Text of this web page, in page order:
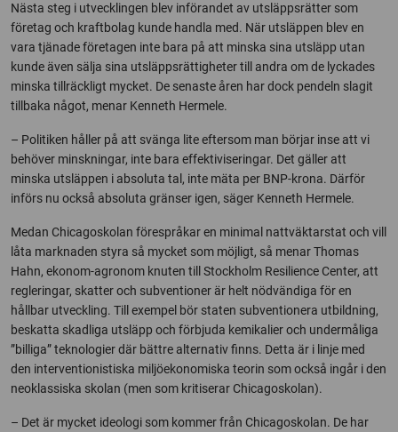
Nästa steg i utvecklingen blev införandet av utsläppsrätter som
företag och kraftbolag kunde handla med. När utsläppen blev en
vara tjänade företagen inte bara på att minska sina utsläpp utan
kunde även sälja sina utsläppsrättigheter till andra om de lyckades
minska tillräckligt mycket. De senaste åren har dock pendeln slagit
tillbaka något, menar Kenneth Hermele.
– Politiken håller på att svänga lite eftersom man börjar inse att vi
behöver minskningar, inte bara effektiviseringar. Det gäller att
minska utsläppen i absoluta tal, inte mäta per BNP-krona. Därför
införs nu också absoluta gränser igen, säger Kenneth Hermele.
Medan Chicagoskolan förespråkar en minimal nattväktarstat och vill
låta marknaden styra så mycket som möjligt, så menar Thomas
Hahn, ekonom-agronom knuten till Stockholm Resilience Center, att
regleringar, skatter och subventioner är helt nödvändiga för en
hållbar utveckling. Till exempel bör staten subventionera utbildning,
beskatta skadliga utsläpp och förbjuda kemikalier och undermåliga
”billiga” teknologier där bättre alternativ finns. Detta är i linje med
den interventionistiska miljöekonomiska teorin som också ingår i den
neoklassiska skolan (men som kritiserar Chicagoskolan).
– Det är mycket ideologi som kommer från Chicagoskolan. De har